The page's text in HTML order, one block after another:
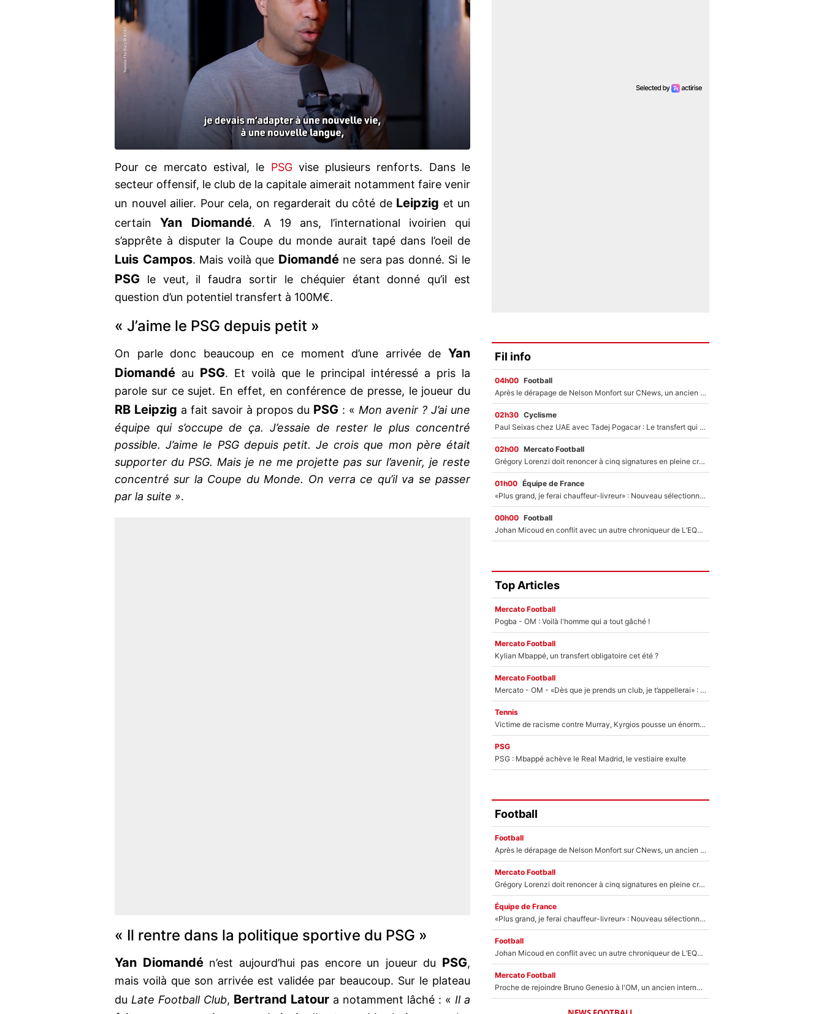
Pour ce mercato estival, le PSGvise plusieurs renforts. Dans le
secteur offensif, le club de la capitale aimerait notamment faire venir
un nouvel ailier. Pour cela, on regarderait du côté de Leipzig et un
certain Yan Diomandé. A 19 ans, l’international ivoirien qui
s’apprête à disputer la Coupe du monde aurait tapé dans l’oeil de
Luis Campos. Mais voilà que Diomandéne sera pas donné. Si le
PSG le veut, il faudra sortir le chéquier étant donné qu’il est
question d’un potentiel transfert à 100M€.
« J’aime le PSG depuis petit »
On parle donc beaucoup en ce moment d’une arrivée de Yan
Diomandé au PSG. Et voilà que le principal intéressé a pris la
parole sur ce sujet. En effet, en conférence de presse, le joueur du
RB Leipzig a fait savoir à propos du PSG : « Mon avenir ? J’ai une
équipe qui s’occupe de ça. J’essaie de rester le plus concentré
possible. J’aime le PSG depuis petit. Je crois que mon père était
supporter du PSG. Mais je ne me projette pas sur l’avenir, je reste
concentré sur la Coupe du Monde. On verra ce qu’il va se passer
par la suite ».
« Il rentre dans la politique sportive du PSG »
Yan Diomandén’est aujourd’hui pas encore un joueur du PSG,
mais voilà que son arrivée est validée par beaucoup. Sur le plateau
du Late Football Club, Bertrand Latour a notamment lâché : « Il a
Fil info
04h00 Football
Après le dérapage de Nelson Monfort sur CNews, un ancien journaliste de France Télévisions relance la polémique sur les incendies en Gironde
02h30 Cyclisme
Paul Seixas chez UAE avec Tadej Pogacar : Le transfert qui effraie le peloton, «c’est la pire des choses qui puisse arriver»
02h00 Mercato Football
Grégory Lorenzi doit renoncer à cinq signatures en pleine crise financière : L’IA propose sept noms à l’OM pour un mercato réussi... à seulement 5M€ !
01h00 Équipe de France
«Plus grand, je ferai chauffeur-livreur» : Nouveau sélectionneur des Bleus, Zinédine Zidane s’était imaginé un avenir très différent lorsqu'il était enfant
00h00 Football
Johan Micoud en conflit avec un autre chroniqueur de L’EQUIPE du Soir : «Pendant un moment, je ne les ai pas remis ensemble dans l'émission»
Top Articles
Mercato Football
Pogba - OM : Voilà l'homme qui a tout gâché !
Mercato Football
Kylian Mbappé, un transfert obligatoire cet été ?
Mercato Football
Mercato - OM - «Dès que je prends un club, je t’appellerai» : La promesse de Marcelino au moment de claquer la porte
Tennis
Victime de racisme contre Murray, Kyrgios pousse un énorme coup de gueule !
PSG
PSG : Mbappé achève le Real Madrid, le vestiaire exulte
Football
Football
Après le dérapage de Nelson Monfort sur CNews, un ancien journaliste de France Télévisions relance la polémique sur les incendies en Gironde
Mercato Football
Grégory Lorenzi doit renoncer à cinq signatures en pleine crise financière : L’IA propose sept noms à l’OM pour un mercato réussi... à seulement 5M€ !
Équipe de France
«Plus grand, je ferai chauffeur-livreur» : Nouveau sélectionneur des Bleus, Zinédine Zidane s’était imaginé un avenir très différent lorsqu'il était enfant
Football
Johan Micoud en conflit avec un autre chroniqueur de L’EQUIPE du Soir : «Pendant un moment, je ne les ai pas remis ensemble dans l'émission»
Mercato Football
Proche de rejoindre Bruno Genesio à l'OM, un ancien international français va finalement débarquer... sur RMC !